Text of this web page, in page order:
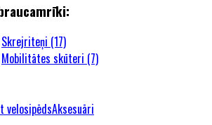
Skrejriteņi (17)
Mobilitātes skūteri (7)
Aksesuāri